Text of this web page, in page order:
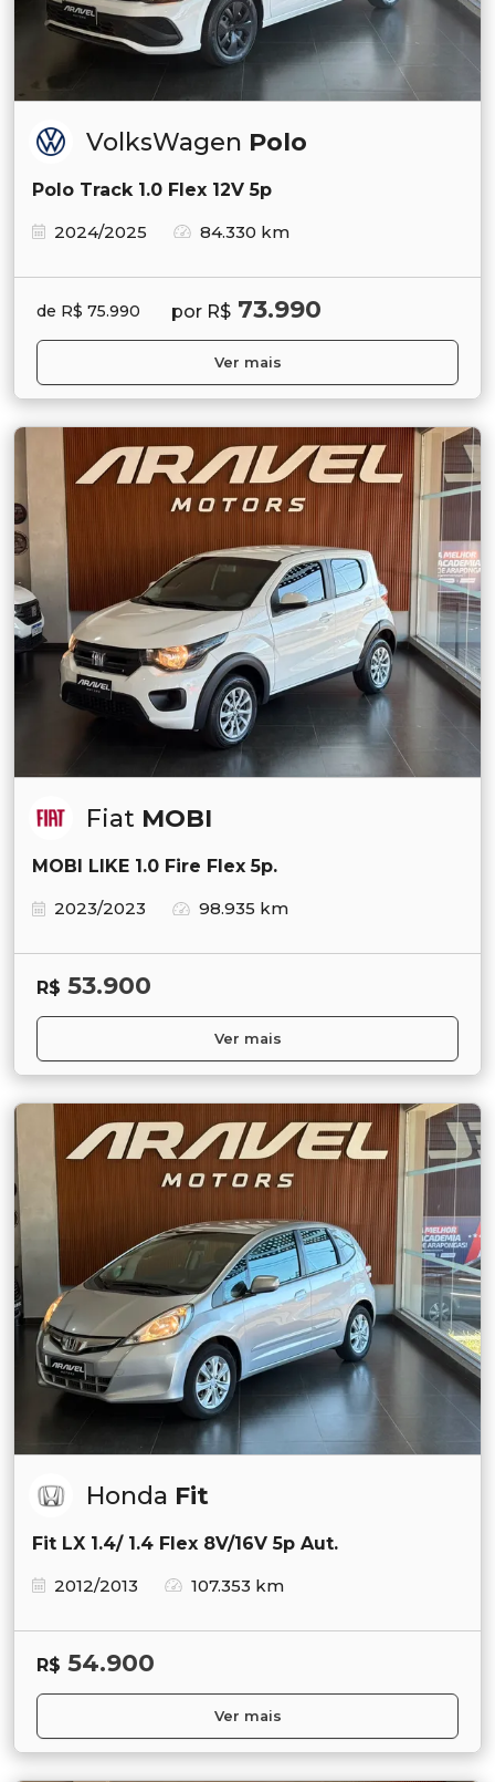
VolksWagen Polo
Polo Track 1.0 Flex 12V 5p
2024/2025
84.330 km
de R$ 75.990 por R$ 73.990
Ver mais
Fiat MOBI
MOBI LIKE 1.0 Fire Flex 5p.
2023/2023
98.935 km
R$ 53.900
Ver mais
Honda Fit
Fit LX 1.4/ 1.4 Flex 8V/16V 5p Aut.
2012/2013
107.353 km
R$ 54.900
Ver mais